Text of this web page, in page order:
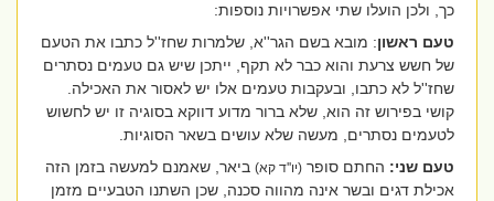
כך, ולכן הועלו שתי אפשרויות נוספות:
טעם ראשון: מובא בשם הגר''א, שלמרות שחז''ל כתבו את הטעם
של חשש צרעת והוא כבר לא תקף, ייתכן שיש גם טעמים נסתרים
שחז''ל לא כתבו, ובעקבות טעמים אלו יש לאסור את האכילה.
קושי בפירוש זה הוא, שלא ברור מדוע דווקא בסוגיה זו יש לחשוש
לטעמים נסתרים, מעשה שלא עושים בשאר הסוגיות.
טעם שני:החתם סופר(יו''ד קא)ביאר, שאמנם למעשה בזמן הזה
אכילת דגים ובשר אינה מהווה סכנה, שכן השתנו הטבעיים מזמן